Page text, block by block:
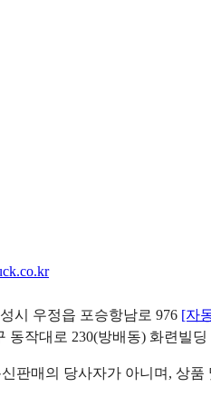
시 우정읍 포승항남로 976 [자
동작대로 230(방배동) 화련빌딩
매의 당사자가 아니며, 상